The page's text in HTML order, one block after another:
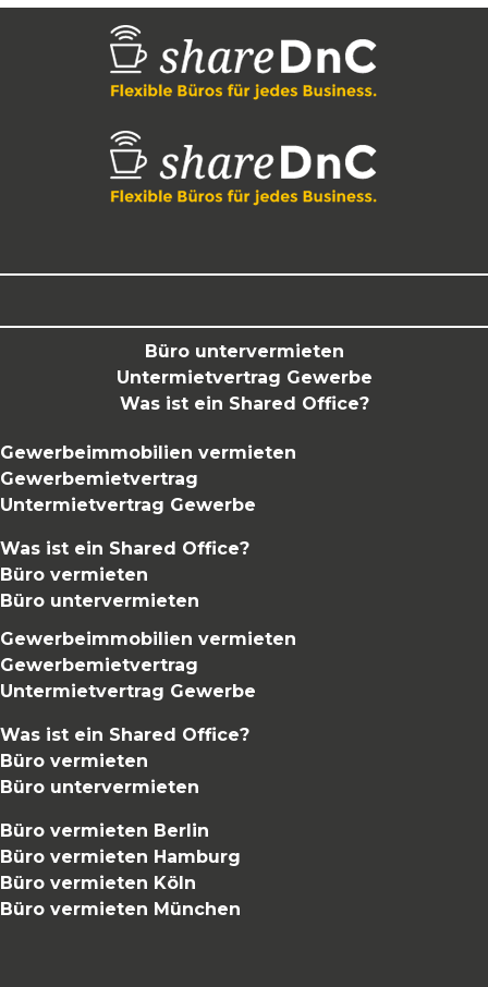
Büro untervermieten
Untermietvertrag Gewerbe
Was ist ein Shared Office?
Gewerbeimmobilien vermieten
Gewerbemietvertrag
Untermietvertrag Gewerbe
Was ist ein Shared Office?
Büro vermieten
Büro untervermieten
Gewerbeimmobilien vermieten
Gewerbemietvertrag
Untermietvertrag Gewerbe
Was ist ein Shared Office?
Büro vermieten
Büro untervermieten
Büro vermieten Berlin
Büro vermieten Hamburg
Büro vermieten Köln
Büro vermieten München